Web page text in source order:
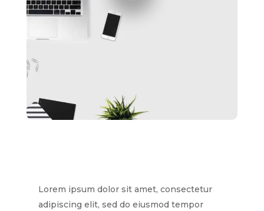
Lorem ipsum dolor sit amet, consectetur
adipiscing elit, sed do eiusmod tempor